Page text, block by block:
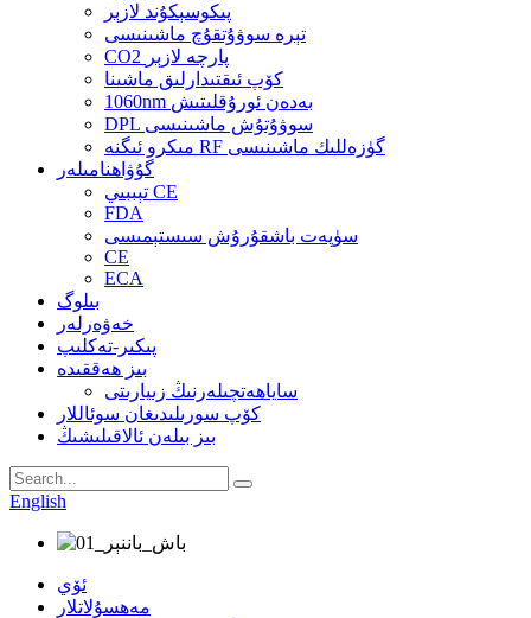
پىكوسېكۇند لازېر
تېرە سوۋۇتقۇچ ماشىنىسى
CO2 پارچە لازېر
كۆپ ئىقتىدارلىق ماشىنا
1060nm بەدەن ئورۇقلىتىش
DPL سوۋۇتۇش ماشىنىسى
مىكرو ئىگنە RF گۈزەللىك ماشىنىسى
گۇۋاھنامىلەر
تېببىي CE
FDA
سۈپەت باشقۇرۇش سىستېمىسى
CE
ECA
بىلوگ
خەۋەرلەر
پىكىر-تەكلىپ
بىز ھەققىدە
ساياھەتچىلەرنىڭ زىيارىتى
كۆپ سورىلىدىغان سوئاللار
بىز بىلەن ئالاقىلىشىڭ
English
ئۆي
مەھسۇلاتلار